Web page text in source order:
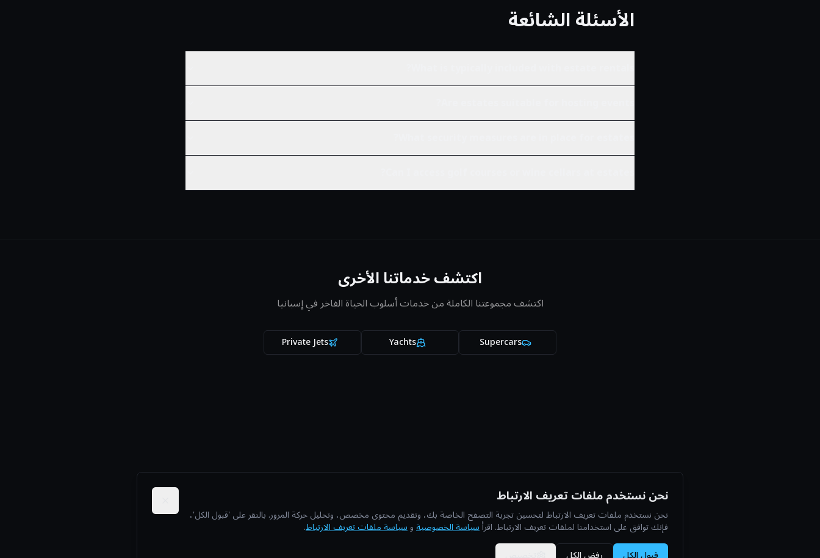
نحن نستخدم ملفات تعريف الارتباط
نحن نستخدم ملفات تعريف الارتباط لتحسين تجربة التصفح الخاصة بك، وتقديم محتوى مخصص، وتحليل حركة المرور. بالنقر على 'قبول الكل'،
فإنك توافق على استخدامنا لملفات تعريف الارتباط. اقرأسياسة الخصوصيةوسياسة ملفات تعريف الارتباط.
الأسئلة الشائعة
اكتشف خدماتنا الأخرى
اكتشف مجموعتنا الكاملة من خدمات أسلوب الحياة الفاخر في إسبانيا
Supercars
Yachts
Private Jets